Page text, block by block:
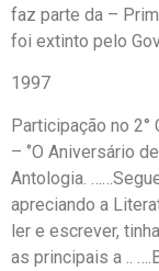
faz parte da –
foi extinto pelo
1997
Participação no 2°
– ‘’O Aniversário
Antologia.
apreciando a
ler e escrever,
as principais a ..